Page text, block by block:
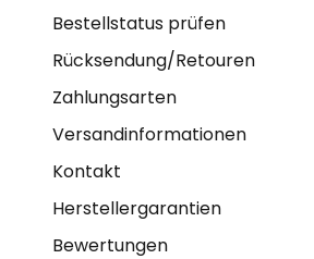
Bestellstatus prüfen
Rücksendung/Retouren
Zahlungsarten
Versandinformationen
Kontakt
Herstellergarantien
Bewertungen